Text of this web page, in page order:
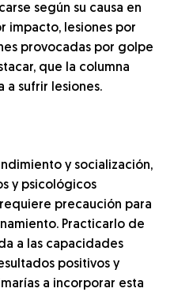
según su causa en
impacto, lesiones por
provocadas por golpe
que la columna
a sufrir lesiones.
y socialización,
y psicológicos
precaución para
Practicarlo de
a las capacidades
positivos y
a incorporar esta